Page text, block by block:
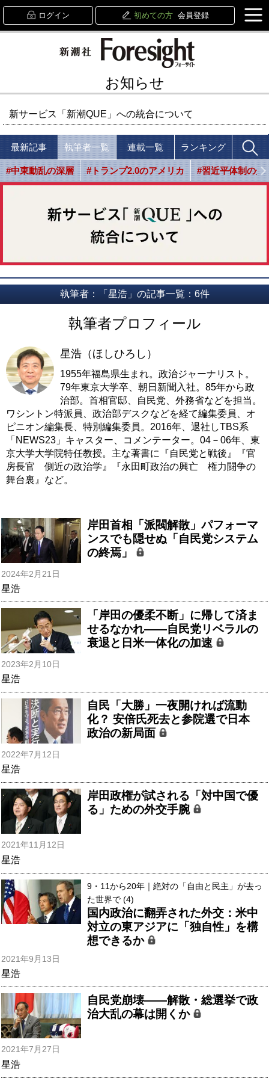
ログイン 初めての方 会員登録
お知らせ
新サービス「新潮QUE」への統合について
最新記事 執筆者一覧 連載一覧 ランキング
#中東動乱の深層 #トランプ2.0のアメリカ #習近平体制の光
執筆者：「星浩」の記事一覧：6件
執筆者プロフィール
星浩（ほしひろし）
1955年福島県生まれ。政治ジャーナリスト。
79年東京大学卒、朝日新聞入社。85年から政
治部。首相官邸、自民党、外務省などを担当。
ワシントン特派員、政治部デスクなどを経て編集委員、オ
ピニオン編集長、特別編集委員。2016年、退社しTBS系
「NEWS23」キャスター、コメンテーター。04－06年、東
京大学大学院特任教授。主な著書に『自民党と戦後』『官
房長官 側近の政治学』『永田町政治の興亡 権力闘争の
舞台裏』など。
岸田首相「派閥解散」パフォーマ
ンスでも隠せぬ「自民党システム
の終焉」
2024年2月21日
星浩
「岸田の優柔不断」に帰して済ま
せるなかれ――自民党リベラルの
衰退と日米一体化の加速
2023年2月10日
星浩
自民「大勝」一夜開ければ流動
化？ 安倍氏死去と参院選で日本
政治の新局面
2022年7月12日
星浩
岸田政権が試される「対中国で優
る」ための外交手腕
2021年11月12日
星浩
9・11から20年｜絶対の「自由と民主」が去っ
た世界で (4)
国内政治に翻弄された外交：米中
対立の東アジアに「独自性」を構
想できるか
2021年9月13日
星浩
自民党崩壊――解散・総選挙で政
治大乱の幕は開くか
2021年7月27日
星浩